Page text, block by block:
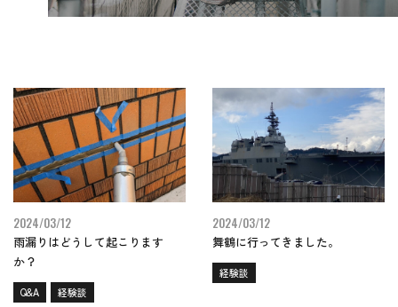
2024/03/12
雨漏りはどうして起こります
か？
Q&A 経験談
2024/03/12
舞鶴に行ってきました。
経験談